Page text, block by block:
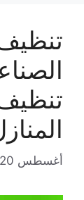
أغسطس 20, 2020